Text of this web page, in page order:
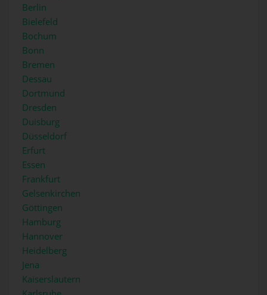
Berlin
Bielefeld
Bochum
Bonn
Bremen
Dessau
Dortmund
Dresden
Duisburg
Düsseldorf
Erfurt
Essen
Frankfurt
Gelsenkirchen
Göttingen
Hamburg
Hannover
Heidelberg
Jena
Kaiserslautern